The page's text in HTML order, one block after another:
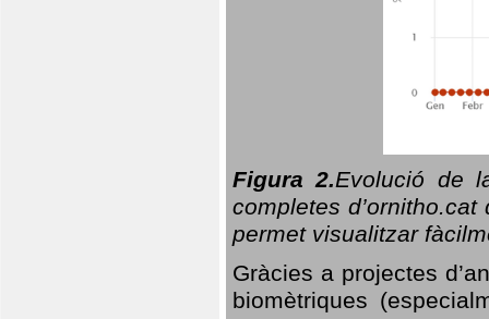
Figura 2.Evolució de
completes
permet visualitzar
Gràcies a projectes
biomètriques